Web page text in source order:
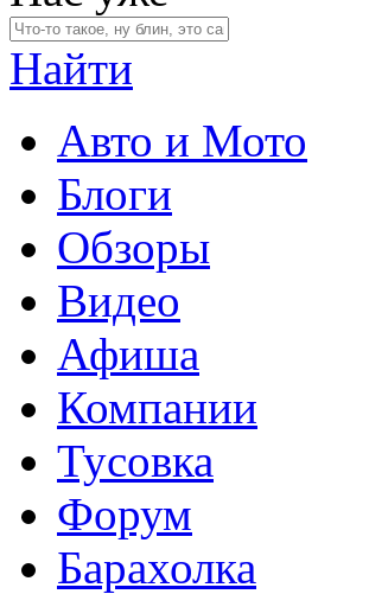
Найти
Авто и Мото
Блоги
Обзоры
Видео
Афиша
Компании
Тусовка
Форум
Барахолка